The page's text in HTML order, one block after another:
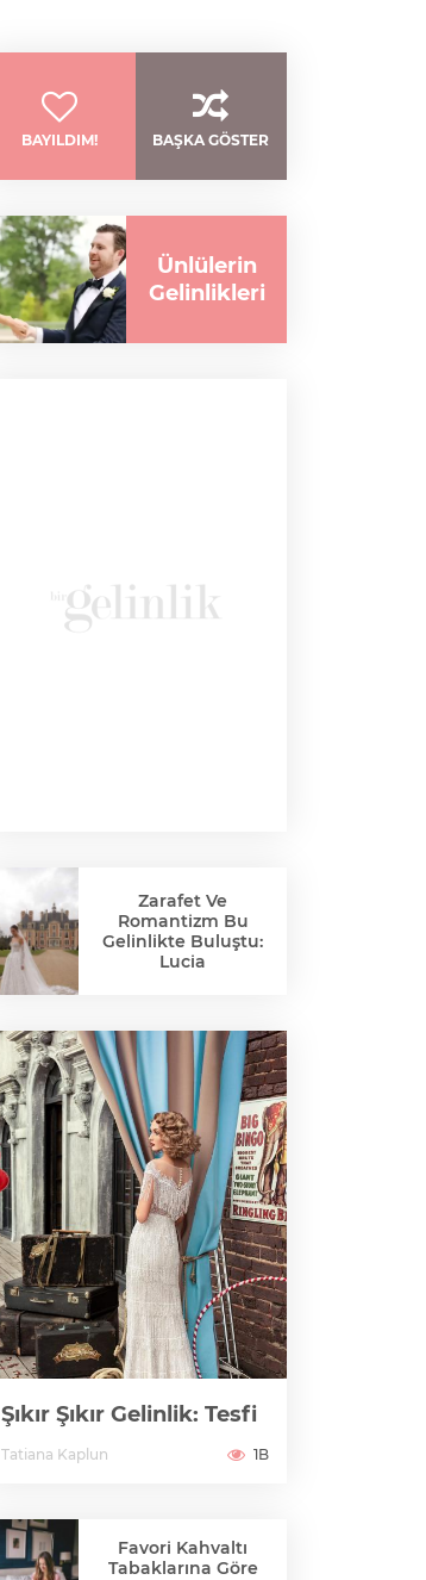
BAYILDIM! BAŞKA GÖSTER
Ünlülerin
Gelinlikleri
Zarafet Ve
Romantizm Bu
Gelinlikte Buluştu:
Lucia
Şıkır Şıkır Gelinlik: Tesfi
Tatiana Kaplun 1B
Favori Kahvaltı
Tabaklarına Göre